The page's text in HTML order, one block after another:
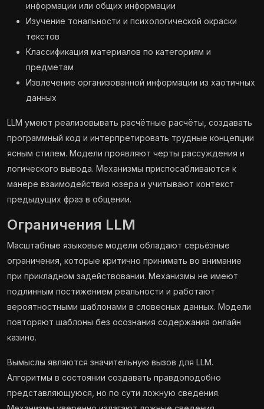
информации или общих информации
Изучение тональности и психологической окраски
текстов
Классификация материалов по категориям и
предметам
Извлечение организованной информации из хаотичных
данных
LLM умеют реализовывать расчётные расчёты, создавать
программный код и интерпретировать трудные концепции
ясным стилем. Модели проявляют черты рассуждения и
логического вывода. Механизмы приспосабливаются к
манере взаимодействия юзера и учитывают контекст
предыдущих фраз в общении.
Ограничения LLM
Масштабные языковые модели обладают серьёзные
ограничения, которые критично принимать во внимание
при прикладном задействовании. Механизмы не имеют
подлинным постижением реальности и работают
вероятностными шаблонами в словесных данных. Модели
повторяют шаблоны без осознания содержания онлайн
казино.
Вымыслы являются значительную вызов для LLM.
Алгоритмы в состоянии создавать правдоподобно
представляющуюся, но по сути ложную сведения.